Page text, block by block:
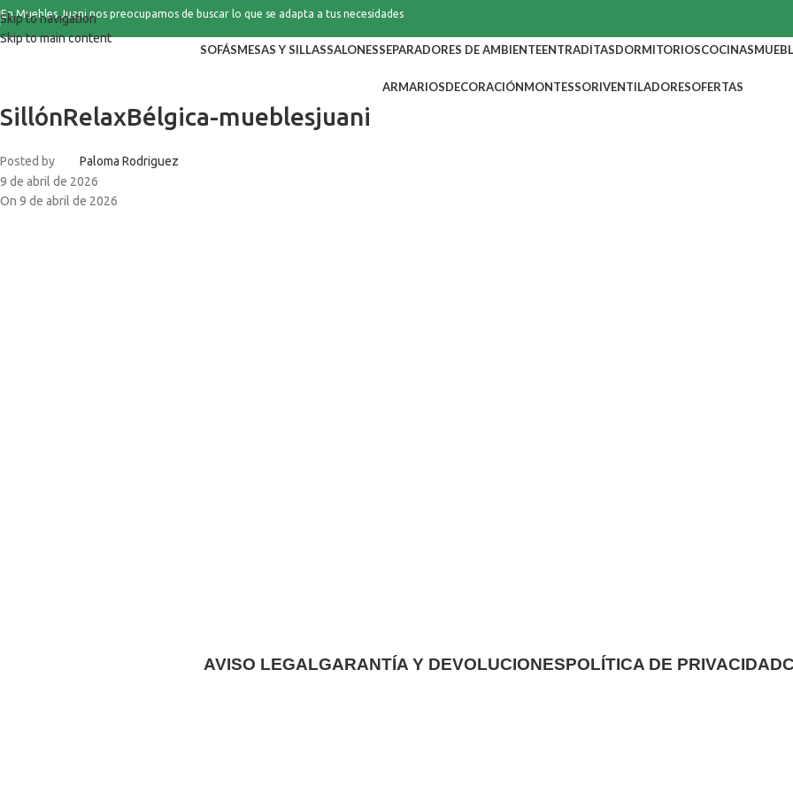
Skip to navigation
Skip to main content
En Muebles Juani nos preocupamos de buscar lo que se adapta a tus necesidades
SOFÁSMESAS Y SILLASSALONESSEPARADORES DE AMBIENTEENTRADITASDORMITORIOSCOCINAS
ARMARIOSDECORACIÓNMONTESSORIVENTILADORESOFERTAS
SillónRelaxBélgica-mueblesjuani
Posted by
Paloma Rodriguez
9 de abril de 2026
On 9 de abril de 2026
AVISO LEGALGARANTÍA Y DEVOLUCIONESPOLÍTICA DE PRIVACIDAD